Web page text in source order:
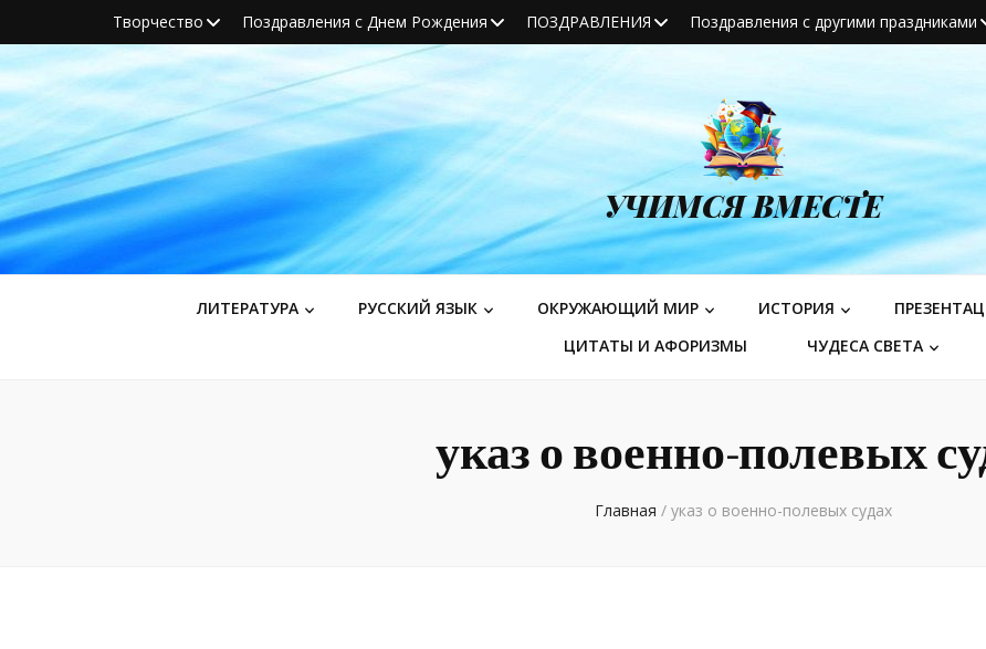
Творчество Поздравления с Днем Рождения ПОЗДРАВЛЕНИЯ Поздравления с другими праздниками
УЧИМСЯ ВМЕСТЕ
ЛИТЕРАТУРА РУССКИЙ ЯЗЫК ОКРУЖАЮЩИЙ МИР ИСТОРИЯ
ЦИТАТЫ И АФОРИЗМЫ
ЧУДЕСА СВЕТА
указ о военно-полевых
Главная / указ о военно-полевых судах